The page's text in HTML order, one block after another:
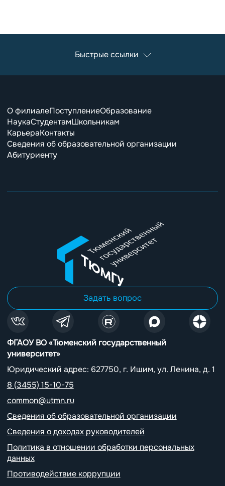
Быстрые ссылки
О филиалеПоступлениеОбразование
НаукаСтудентамШкольникам
КарьераКонтакты
Сведения об образовательной организации
Абитуриенту
ФГАОУ ВО «Тюменский государственный
университет»
Юридический адрес: 627750, г. Ишим, ул. Ленина, д. 1
8 (3455) 15-10-75
common@utmn.ru
Сведения об образовательной организации
Сведения о доходах руководителей
Политика в отношении обработки персональных
данных
Противодействие коррупции
Задать вопрос